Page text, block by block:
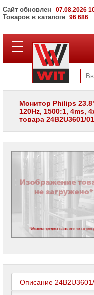
Сайт обновлен 07.08.2026
Товаров в каталоге 96 686
ПОЛНЫЙ
КАТАЛОГ
Корпоративные
серверы
WIT
Системы
хранения
данных
панели
Мониторы
ACER
Мониторы
Мониторы
☰
Монитор Philips
120Hz, 1500:1, 4ms,
товара 24B2U3601/
Описание